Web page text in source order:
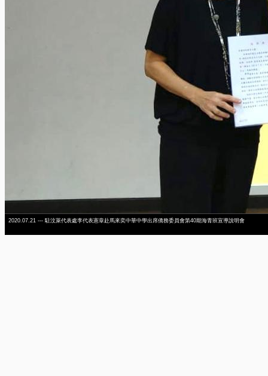
2020.07.21 --- 駐汶萊代表處李代表憲章赴馬來奕中華中學出席僑務委員會第40期海青班宣導說明會